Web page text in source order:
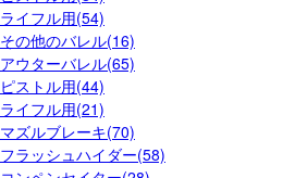
ライフル用(54)
その他のバレル(16)
アウターバレル(65)
ピストル用(44)
ライフル用(21)
マズルブレーキ(70)
フラッシュハイダー(58)